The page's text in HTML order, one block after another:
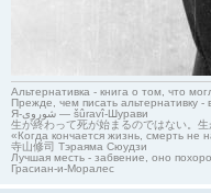
Альтернативка - книга о том, что
Прежде, чем писать альтернативку
Я-شوروی — šûravî-Шурави
生が終わって死が始まるのではない。
«Когда кончается жизнь, смерть не
寺山修司 Тэраяма Сюудзи
Лучшая месть - забвение, оно
Грасиан-и-Моралес